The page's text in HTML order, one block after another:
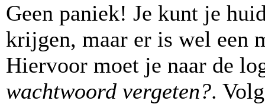
Geen paniek! Je kunt je
krijgen, maar er is wel een
Hiervoor moet je naar de
wachtwoord vergeten?.